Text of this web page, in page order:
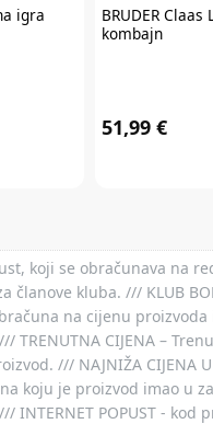
igra
BRUDERClaas
kombajn
51,99 €
koji se obračunava na
članove kluba. /// KLUB
na cijenu
TRENUTNA CIJENA –
/// NAJNIŽA CIJENA
koju je proizvod imao u
INTERNET POPUST - kod